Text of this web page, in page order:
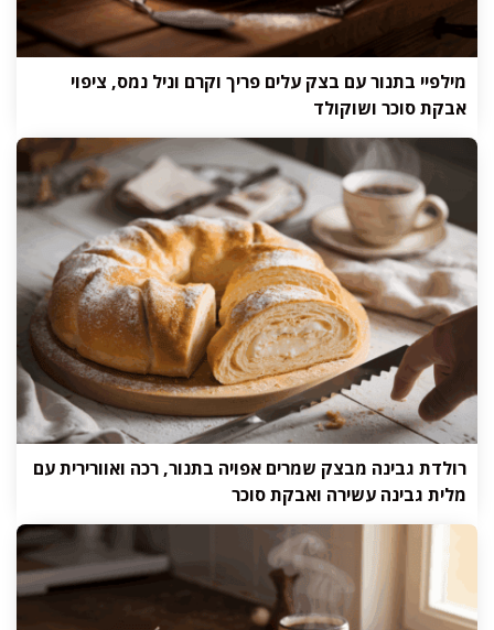
מילפיי בתנור עם בצק עלים פריך וקרם וניל נמס, ציפוי
אבקת סוכר ושוקולד
רולדת גבינה מבצק שמרים אפויה בתנור, רכה ואוורירית עם
מלית גבינה עשירה ואבקת סוכר